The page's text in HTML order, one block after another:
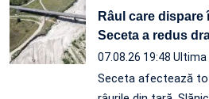
Râul care dispare
Seceta a redus
07.08.26 19:48 Ultima
Seceta afectează